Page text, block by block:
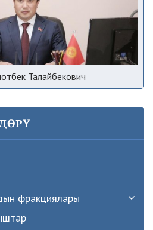
Талайбекович
фракциялары